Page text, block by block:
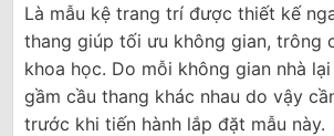
Là mẫu kệ trang trí được thiết kế
thang giúp tối ưu không gian, trông
khoa học. Do mỗi không gian nhà
gầm cầu thang khác nhau do vậy
trước khi tiến hành lắp đặt mẫu này.